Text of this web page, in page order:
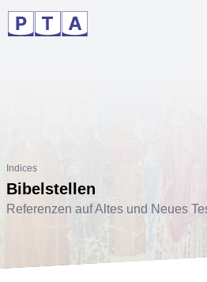
Indices
Bibelstellen
Referenzen auf Altes und Neues